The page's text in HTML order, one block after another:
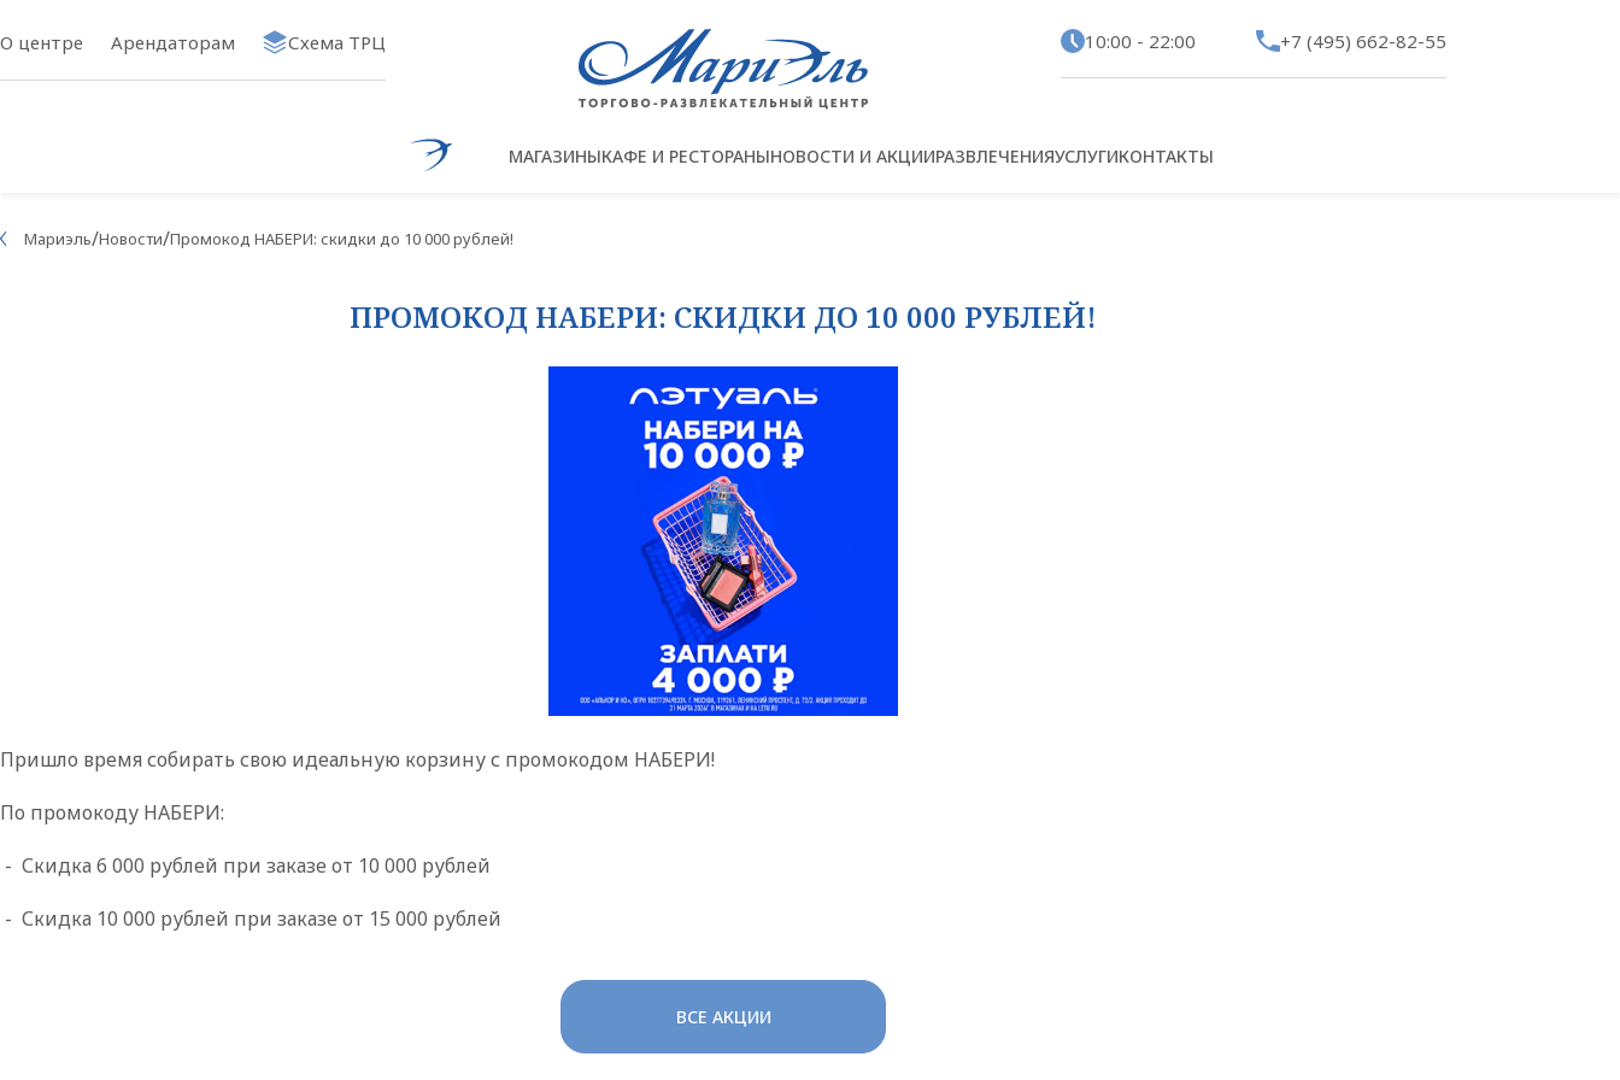
О центре Арендаторам Схема ТРЦ 10:00 - 22:00 +7 (495) 662-82-55
Ссылка на главную страницу
МАГАЗИНЫКАФЕ И РЕСТОРАНЫНОВОСТИ И АКЦИИРАЗВЛЕЧЕНИЯУСЛУГИКОНТАКТЫ
Мариэль/Новости/Промокод НАБЕРИ: скидки до 10 000 рублей!
ПРОМОКОД НАБЕРИ: СКИДКИ ДО 10 000 РУБЛЕЙ!
Пришло время собирать свою идеальную корзину с промокодом НАБЕРИ!
По промокоду НАБЕРИ:
- Скидка 6 000 рублей при заказе от 10 000 рублей
- Скидка 10 000 рублей при заказе от 15 000 рублей
ВСЕ АКЦИИ